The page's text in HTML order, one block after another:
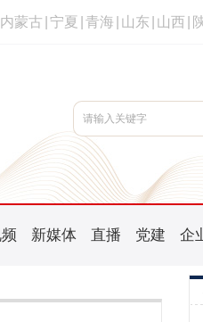
内蒙古 宁夏 青海 山东 山西
新媒体 直播 党建 企